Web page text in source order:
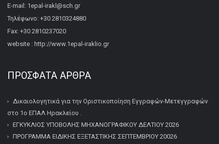
E-mail: 1epal-irakl@sch.gr
Τηλέφωνο: +30 2810324880
Fax: +30 2810237020
website : http://www.1epal-iraklio.gr
ΠΡΌΣΦΑΤΑ ΆΡΘΡΑ
Δικαιολογητικά για την Οριστικοποίηση Εγγραφών-Μετεγγραφών
στο 1ο ΕΠΑΛ Ηρακλείου .
ΕΓΚΥΚΛΙΟΣ ΥΠΟΒΟΛΗΣ ΜΗΧΑΝΟΓΡΑΦΙΚΟΥ ΔΕΛΤΙΟΥ 2026
ΠΡΟΓΡΑΜΜΑ ΕΙΔΙΚΗΣ ΕΞΕΤΑΣΤΙΚΗΣ ΣΕΠΤΕΜΒΡΙΟΥ 20026